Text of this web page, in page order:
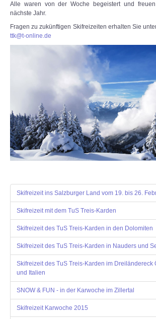
Alle waren von der Woche begeistert und
nächste Jahr.
Fragen zu zukünftigen Skifreizeiten erhalten Sie
ttk@t-online.de
Skifreizeit ins Salzburger Land vom 19. bis 26.
Skifreizeit mit dem TuS Treis-Karden
Skifreizeit des TuS Treis-Karden in den Dolomiten
Skifreizeit des TuS Treis-Karden in Nauders und
Skifreizeit des TuS Treis-Karden im Dreiländereck
und Italien
SNOW & FUN - in der Karwoche im Zillertal
Skifreizeit Karwoche 2015